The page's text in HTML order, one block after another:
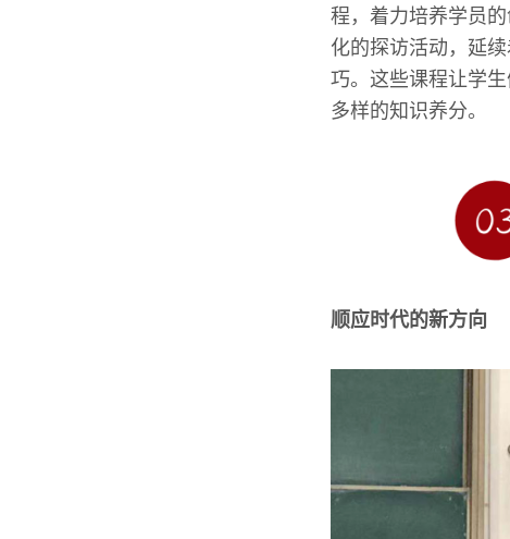
程，着力培养学员
化的探访活动，延
巧。这些课程让学
多样的知识养分。
顺应时代的新方向